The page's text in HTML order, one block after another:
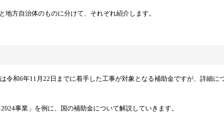
方自治体のものに分けて、それぞれ紹介します。
令和6年11月22日までに着手した工事が対象となる補助金ですが、詳細に
事業」を例に、国の補助金について解説していきます。